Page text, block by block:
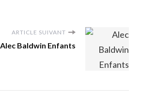
ARTICLE SUIVANT
Alec Baldwin Enfants